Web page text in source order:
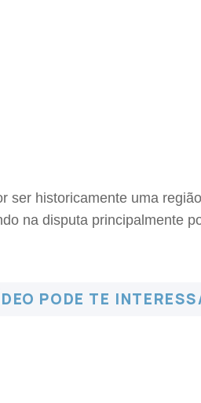
historicamente uma
na disputa principalmente
PODE TE